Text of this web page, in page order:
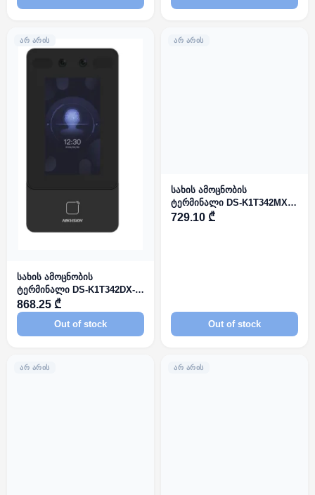
ᲐᲠ ᲐᲠᲘᲡ
სახის ამოცნობის
ტერმინალი DS-K1T342DX-
E1
868.25 ₾
Out of stock
ᲐᲠ ᲐᲠᲘᲡ
სახის ამოცნობის
ტერმინალი DS-K1T342MX-
E1
729.10 ₾
Out of stock
ᲐᲠ ᲐᲠᲘᲡ ᲐᲠ ᲐᲠᲘᲡ